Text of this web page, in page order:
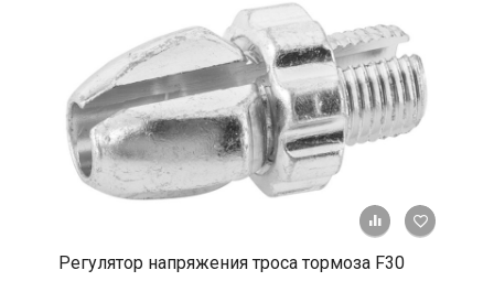
+ К
Регулятор напряжения троса тормоза F30